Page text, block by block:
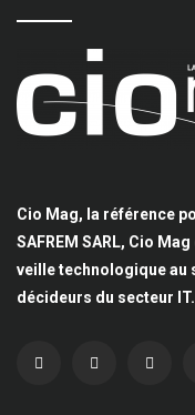
Cio Mag, la référence
SAFREM SARL, Cio
veille technologique au
décideurs du secteur IT.